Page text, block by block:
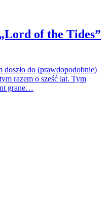
of the Tides”
do (prawdopodobnie)
razem o sześć lat. Tym
grane…